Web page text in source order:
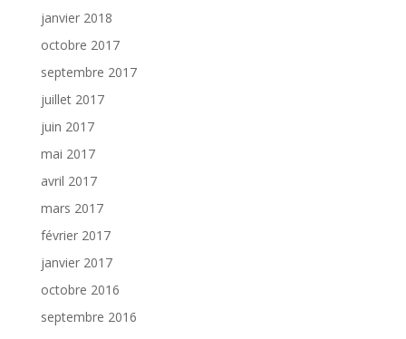
janvier 2018
octobre 2017
septembre 2017
juillet 2017
juin 2017
mai 2017
avril 2017
mars 2017
février 2017
janvier 2017
octobre 2016
septembre 2016